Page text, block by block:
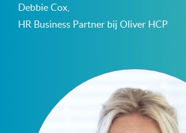
Debbie Cox,
HR Business Partner bij Oliver HCP